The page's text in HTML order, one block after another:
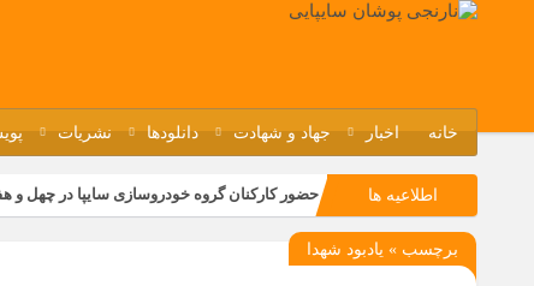
خانه اخبار جهاد و شهادت دانلودها نشریات
اطلاعیه ها حضور کارکنان گروه خودروسازی سایپا در چهل و
مسابقات ورزشی در مگاموتوربا استقبال کارکنان
برچسب » يادبود شهدا